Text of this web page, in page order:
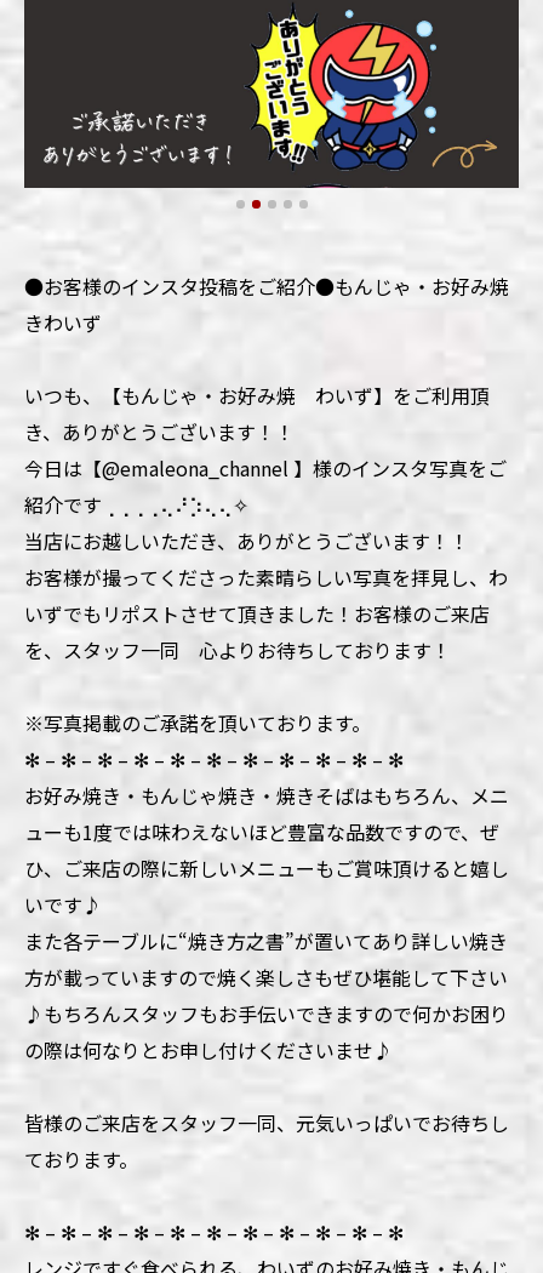
●お客様のインスタ投稿をご紹介●もんじゃ・お好み焼
きわいず
いつも、【もんじゃ・お好み焼 わいず】をご利用頂
き、ありがとうございます！！
今日は【@emaleona_channel 】様のインスタ写真をご
紹介です⢀⢀⢀⢀⢄⠜⡱⢄⢄✧
当店にお越しいただき、ありがとうございます！！
お客様が撮ってくださった素晴らしい写真を拝見し、わ
いずでもリポストさせて頂きました！お客様のご来店
を、スタッフ一同 心よりお待ちしております！
※写真掲載のご承諾を頂いております。
✻ – ✻ – ✻ – ✻ – ✻ – ✻ – ✻ – ✻ – ✻ – ✻ – ✻
お好み焼き・もんじゃ焼き・焼きそばはもちろん、メニ
ューも1度では味わえないほど豊富な品数ですので、ぜ
ひ、ご来店の際に新しいメニューもご賞味頂けると嬉し
いです♪
また各テーブルに“焼き方之書”が置いてあり詳しい焼き
方が載っていますので焼く楽しさもぜひ堪能して下さい
♪もちろんスタッフもお手伝いできますので何かお困り
の際は何なりとお申し付けくださいませ♪
皆様のご来店をスタッフ一同、元気いっぱいでお待ちし
ております。
✻ – ✻ – ✻ – ✻ – ✻ – ✻ – ✻ – ✻ – ✻ – ✻ – ✻